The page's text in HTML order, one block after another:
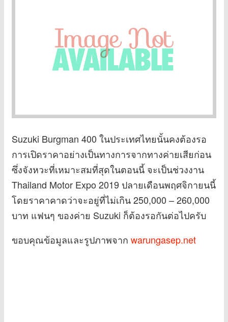
Suzuki Burgman 400 ในประเทศไทยนั้นคงต้องรอ
การเปิดราคาอย่างเป็นทางการจากทางค่ายเสียก่อน
ซึ่งจังหวะที่เหมาะสมที่สุดในตอนนี้ จะเป็นช่วงงาน
Thailand Motor Expo 2019 ปลายเดือนพฤศจิกายนนี้
โดยราคาคาดว่าจะอยู่ที่ไม่เกิน 250,000 – 260,000
บาท แฟนๆ ของค่าย Suzuki ก็ต้องรอกันต่อไปครับ
ขอบคุณข้อมูลและรูปภาพจาก warungasep.net